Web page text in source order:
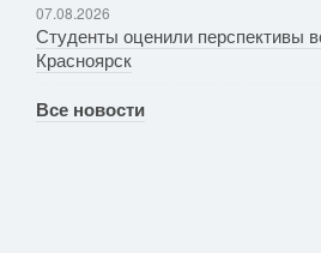
07.08.2026
Студенты оценили перспективы
Красноярск
Все новости